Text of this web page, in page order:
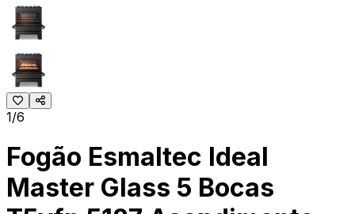
1/6
Fogão Esmaltec Ideal
Master Glass 5 Bocas